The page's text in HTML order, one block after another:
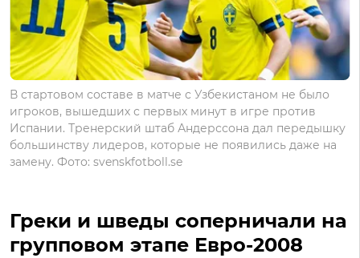
В стартовом составе в матче с Узбекистаном не было
игроков, вышедших с первых минут в игре против
Испании. Тренерский штаб Андерссона дал передышку
большинству лидеров, которые не появились даже на
замену. Фото: svenskfotboll.se
Греки и шведы соперничали на
групповом этапе Евро-2008